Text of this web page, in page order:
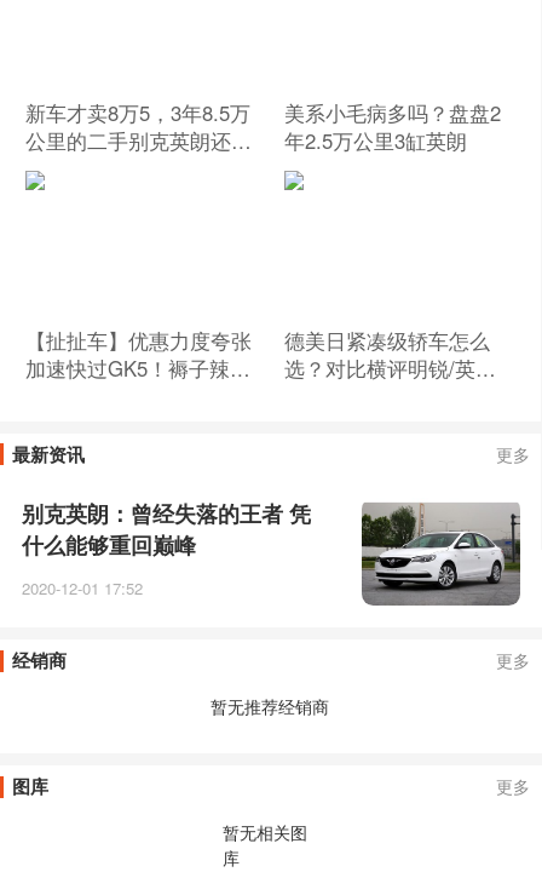
新车才卖8万5，3年8.5万
公里的二手别克英朗还有
性价比吗？
美系小毛病多吗？盘盘2
年2.5万公里3缸英朗
【扯扯车】优惠力度夸张
加速快过GK5！褥子辣评
德美日紧凑级轿车怎么
选？对比横评明锐/英朗/
最新资讯 更多
别克英朗：曾经失落的王者 凭
什么能够重回巅峰
2020-12-01 17:52
经销商
更多
暂无推荐经销商
图库
更多
暂无相关图
库